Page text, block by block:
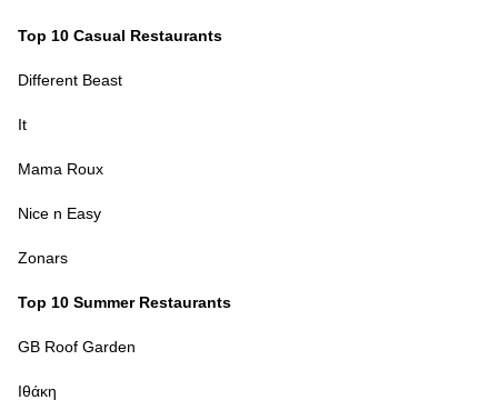
Top 10 Casual Restaurants
Different Beast
It
Mama Roux
Nice n Easy
Zonars
Top 10 Summer Restaurants
GB Roof Garden
Ιθάκη